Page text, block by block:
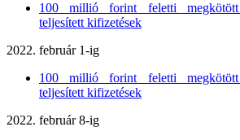
100 millió forint feletti megkötött
teljesített kifizetések
2022. február 1-ig
100 millió forint feletti megkötött
teljesített kifizetések
2022. február 8-ig